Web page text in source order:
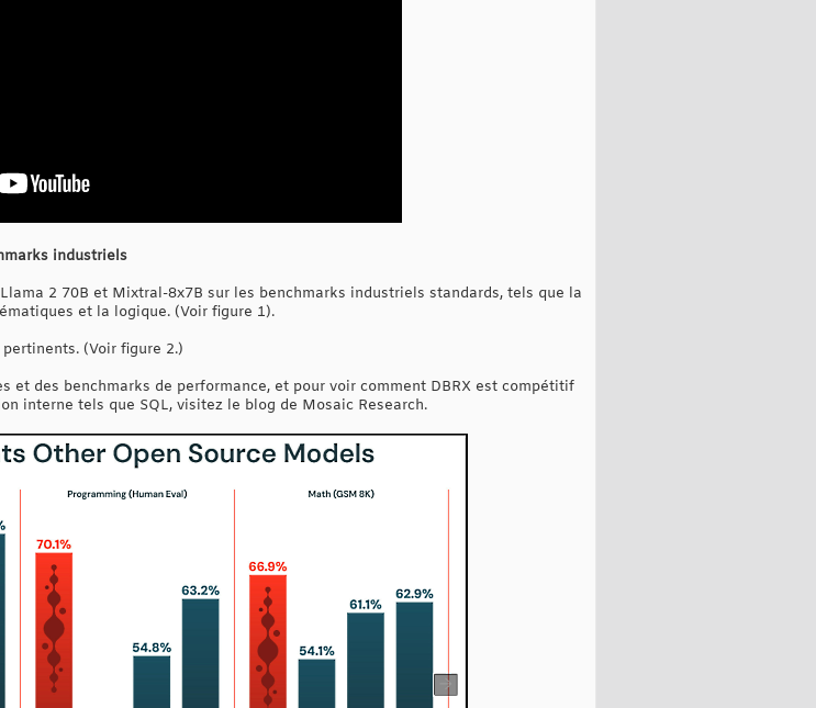
industriels
2 70B et Mixtral-8x7B sur les benchmarks industriels standards, tels que la
et la logique. (Voir figure 1).
(Voir figure 2.)
et des benchmarks de performance, et pour voir comment DBRX est compétitif
interne tels que SQL, visitez le blog de Mosaic Research.